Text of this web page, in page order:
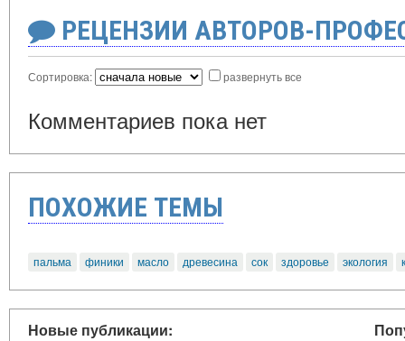
РЕЦЕНЗИИ АВТОРОВ-
Сортировка: развернуть все
Комментариев пока нет
ПОХОЖИЕ ТЕМЫ
пальма финики масло древесина сок здоровье экология
Новые публикации: